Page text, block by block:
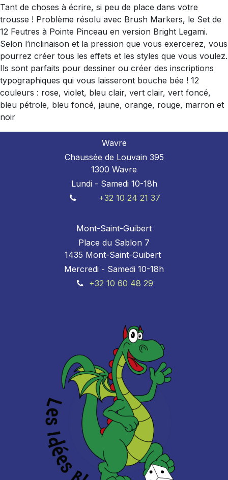
Tant de choses à écrire, si peu de place dans votre
trousse ! Problème résolu avec Brush Markers, le Set de
12 Feutres à Pointe Pinceau en version Bright Legami.
Selon l’inclinaison et la pression que vous exercerez, vous
pourrez créer tous les effets et les styles que vous voulez.
Ils sont parfaits pour dessiner ou créer des inscriptions
typographiques qui vous laisseront bouche bée ! 12
couleurs : rose, violet, bleu clair, vert clair, vert foncé,
bleu pétrole, bleu foncé, jaune, orange, rouge, marron et
noir
Wavre
Chaussée de Louvain 395
1300 Wavre
Lundi - Samedi 10-18h
+32 10 24 21 37
Mont-Saint-Guibert
Place du Sablon 7
1435 Mont-Saint-Guibert
Mercredi - Samedi 10-18h
+32 10 60 48 29